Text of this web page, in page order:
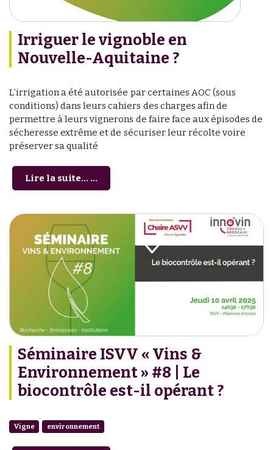
Irriguer le vignoble en
Nouvelle-Aquitaine ?
L’irrigation a été autorisée par certaines AOC (sous
conditions) dans leurs cahiers des charges afin de
permettre à leurs vignerons de faire face aux épisodes de
sécheresse extrême et de sécuriser leur récolte voire
préserver sa qualité
Lire la suite... ...
Séminaire ISVV « Vins &
Environnement » #8 | Le
biocontrôle est-il opérant ?
Vigne environnement